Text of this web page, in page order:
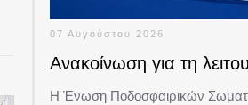
07 Αυγούστου 2026
Ανακοίνωση για τη
Η Ένωση Ποδοσφαιρικών